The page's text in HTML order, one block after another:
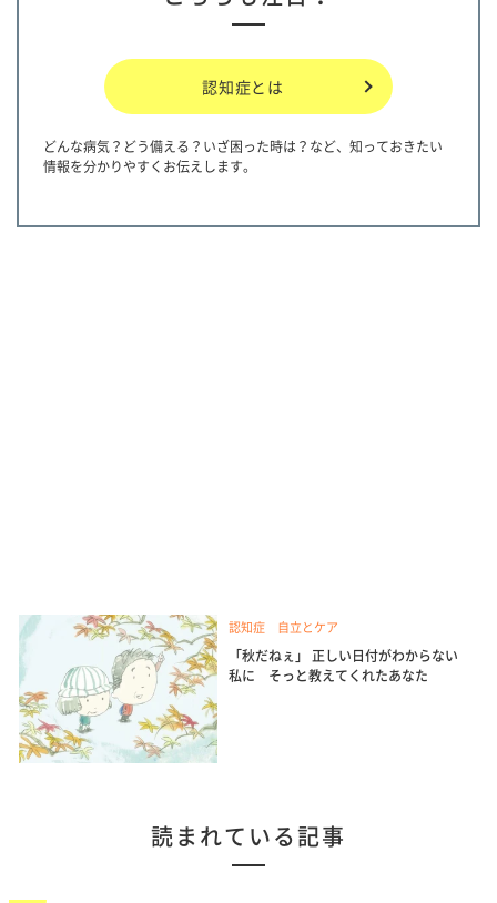
認知症とは
どんな病気？どう備える？いざ困った時は？など、知っておきたい
情報を分かりやすくお伝えします。
認知症 自立とケア
「秋だねぇ」 正しい日付がわからない
私に そっと教えてくれたあなた
読まれている記事